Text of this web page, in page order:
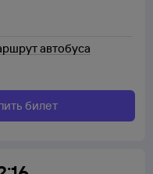
автобуса
билет